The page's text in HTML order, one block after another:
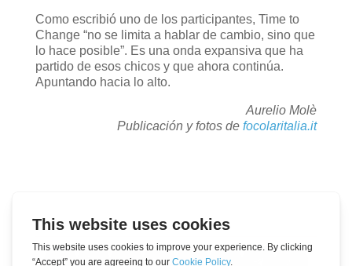
Como escribió uno de los participantes, Time to
Change “no se limita a hablar de cambio, sino que
lo hace posible”. Es una onda expansiva que ha
partido de esos chicos y que ahora continúa.
Apuntando hacia lo alto.
Aurelio Molè
Publicación y fotos defocolaritalia.it